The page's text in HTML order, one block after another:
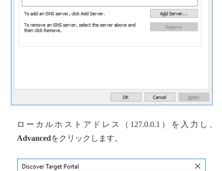
ローカルホストアドレス（127.0.0.1）を入力し、
Advancedをクリックします。